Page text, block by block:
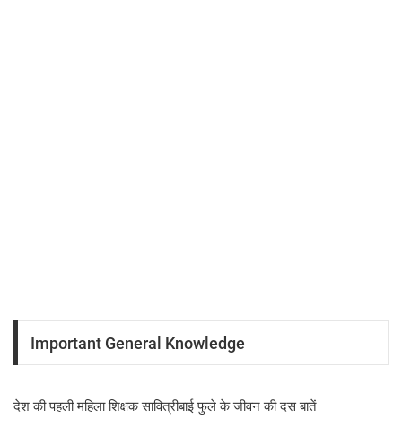
Important General Knowledge
देश की पहली महिला शिक्षक सावित्रीबाई फुले के जीवन की दस बातें